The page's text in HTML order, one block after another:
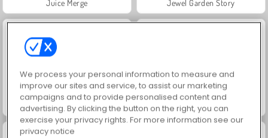
Juice Merge Jewel Garden Story
Farm Merge Valley Masha and the Bear: Meadows
We process your personal information to measure and
improve our sites and service, to assist our marketing
campaigns and to provide personalised content and
advertising. By clicking the button on the right, you can
exercise your privacy rights. For more information see our
privacy notice